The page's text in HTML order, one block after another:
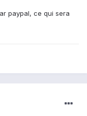
paypal, ce qui sera